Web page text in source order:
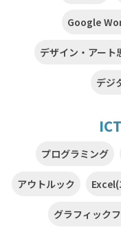
Google
デザイン・アート
デジ
プログラミング
アウトルック
グラフィック